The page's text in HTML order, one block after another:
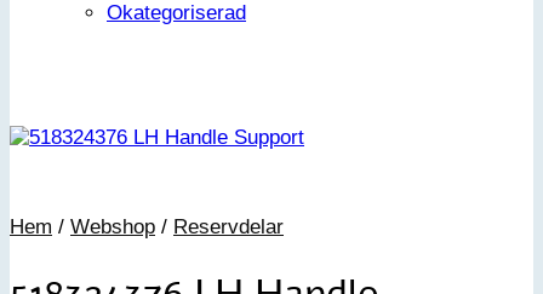
Okategoriserad
Hem / Webshop / Reservdelar